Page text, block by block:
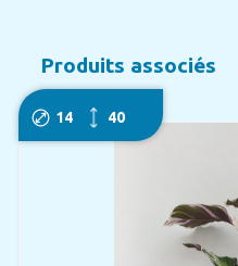
Produits associés
14 40